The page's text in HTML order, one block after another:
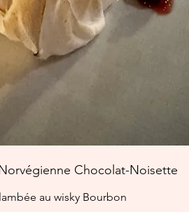
Chocolat-Noisette
au wisky Bourbon